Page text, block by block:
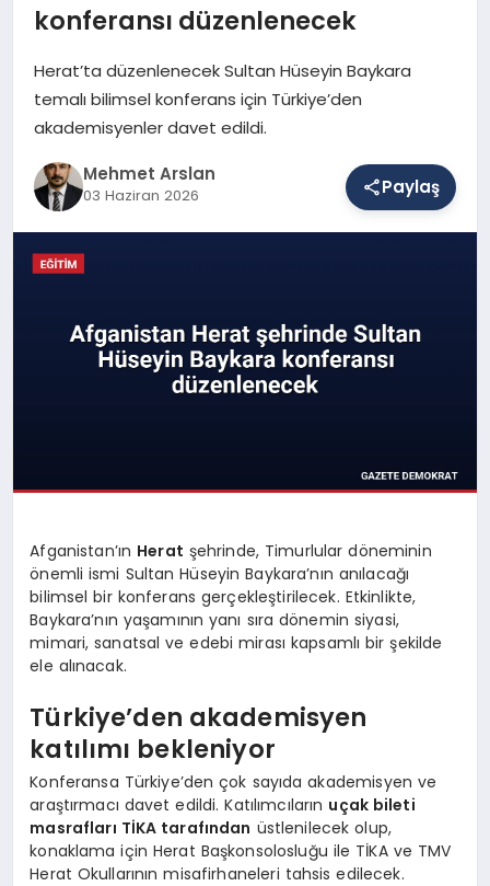
SAĞLIK
EĞITIM
konferansı düzenlenecek
Herat’ta düzenlenecek Sultan Hüseyin Baykara
temalı bilimsel konferans için Türkiye’den
akademisyenler davet edildi.
Mehmet Arslan
03 Haziran 2026 Paylaş
Afganistan’ın Herat şehrinde, Timurlular döneminin
önemli ismi Sultan Hüseyin Baykara’nın anılacağı
bilimsel bir konferans gerçekleştirilecek. Etkinlikte,
Baykara’nın yaşamının yanı sıra dönemin siyasi,
mimari, sanatsal ve edebi mirası kapsamlı bir şekilde
ele alınacak.
Türkiye’den akademisyen
katılımı bekleniyor
Konferansa Türkiye’den çok sayıda akademisyen ve
araştırmacı davet edildi. Katılımcıların uçak bileti
masrafları TİKA tarafından üstlenilecek olup,
konaklama için Herat Başkonsolosluğu ile TİKA ve TMV
Herat Okullarının misafirhaneleri tahsis edilecek.